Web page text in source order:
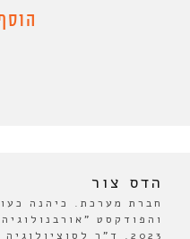
הדס צור
חברת מערכת. כיהנה
2023. ד"ר